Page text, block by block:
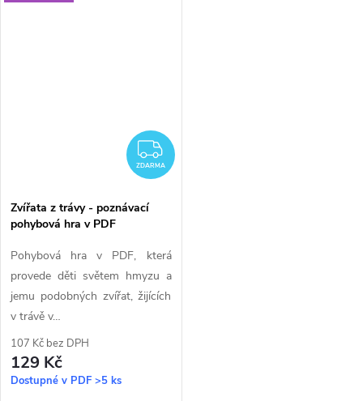
ZDARMA
ZDARMA
Zvířata z trávy - poznávací
pohybová hra v PDF
Pohybová hra v PDF, která
provede děti světem hmyzu a
jemu podobných zvířat, žijících
v trávě v…
107 Kč bez DPH
129 Kč
Dostupné v PDF >5 ks